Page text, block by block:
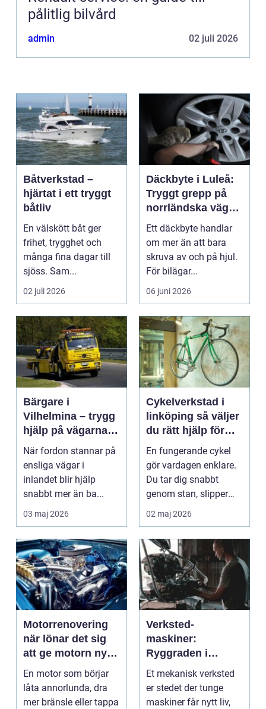
pålitlig bilvård
admin 02 juli 2026
Båtverkstad –
hjärtat i ett tryggt
båtliv
En välskött båt ger
frihet, trygghet och
många fina dagar till
sjöss. Sam...
02 juli 2026
Däckbyte i Luleå:
Tryggt grepp på
norrländska vägar
året runt
Ett däckbyte handlar
om mer än att bara
skruva av och på hjul.
För bilägar...
06 juni 2026
Bärgare i
Vilhelmina – trygg
hjälp på vägarna
året runt
När fordon stannar på
ensliga vägar i
inlandet blir hjälp
snabbt mer än ba...
03 maj 2026
Cykelverkstad i
linköping så väljer
du rätt hjälp för
din cykel
En fungerande cykel
gör vardagen enklare.
Du tar dig snabbt
genom stan, slipper
köer och får motion ...
02 maj 2026
Motorrenovering
när lönar det sig
att ge motorn nytt
liv?
En motor som börjar
låta annorlunda, dra
mer bränsle eller tappa
Verksted-
maskiner:
Ryggraden i
moderne industri
Et mekanisk verksted
er stedet der tunge
maskiner får nytt liv,